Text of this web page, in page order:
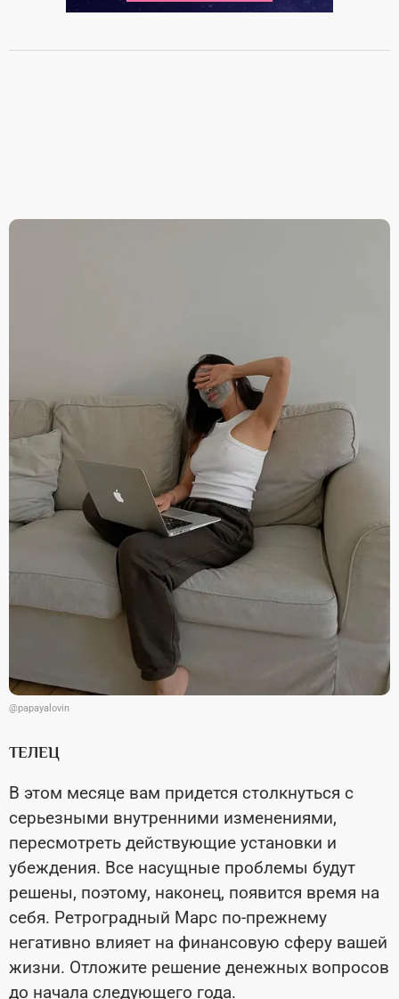
@papayalovin
ТЕЛЕЦ
В этом месяце вам придется столкнуться с
серьезными внутренними изменениями,
пересмотреть действующие установки и
убеждения. Все насущные проблемы будут
решены, поэтому, наконец, появится время на
себя. Ретроградный Марс по-прежнему
негативно влияет на финансовую сферу вашей
жизни. Отложите решение денежных вопросов
до начала следующего года.